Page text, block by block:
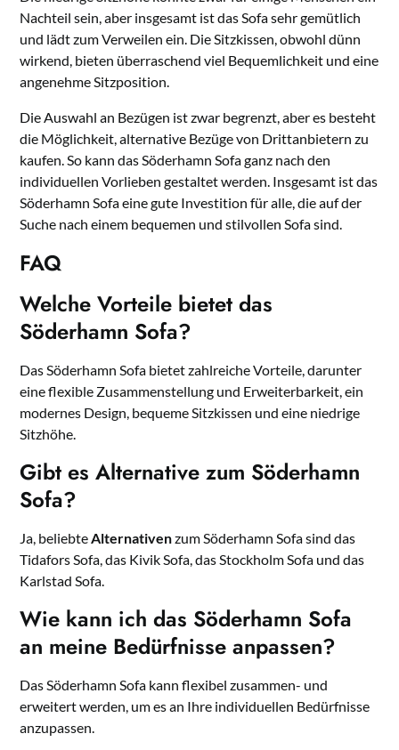
Nachteil sein, aber insgesamt ist das Sofa sehr gemütlich
und lädt zum Verweilen ein. Die Sitzkissen, obwohl dünn
wirkend, bieten überraschend viel Bequemlichkeit und eine
angenehme Sitzposition.
Die Auswahl an Bezügen ist zwar begrenzt, aber es besteht
die Möglichkeit, alternative Bezüge von Drittanbietern zu
kaufen. So kann das Söderhamn Sofa ganz nach den
individuellen Vorlieben gestaltet werden. Insgesamt ist das
Söderhamn Sofa eine gute Investition für alle, die auf der
Suche nach einem bequemen und stilvollen Sofa sind.
FAQ
Welche Vorteile bietet das
Söderhamn Sofa?
Das Söderhamn Sofa bietet zahlreiche Vorteile, darunter
eine flexible Zusammenstellung und Erweiterbarkeit, ein
modernes Design, bequeme Sitzkissen und eine niedrige
Sitzhöhe.
Gibt es Alternative zum Söderhamn
Sofa?
Ja, beliebteAlternativenzum Söderhamn Sofa sind das
Tidafors Sofa, das Kivik Sofa, das Stockholm Sofa und das
Karlstad Sofa.
Wie kann ich das Söderhamn Sofa
an meine Bedürfnisse anpassen?
Das Söderhamn Sofa kann flexibel zusammen- und
erweitert werden, um es an Ihre individuellen Bedürfnisse
anzupassen.